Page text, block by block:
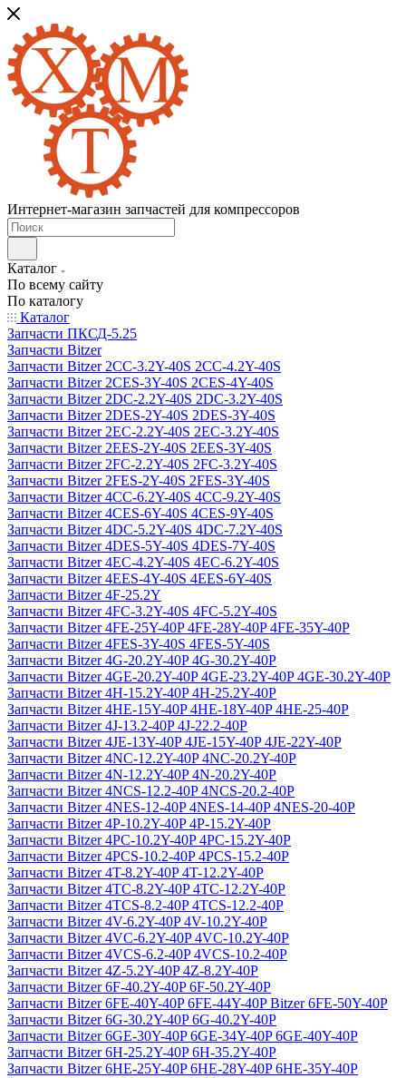
Интернет-магазин запчастей для компрессоров
Каталог
По всему сайту
По каталогу
Каталог
Запчасти ПКСД-5.25
Запчасти Bitzer
Запчасти Bitzer 2CC-3.2Y-40S 2CC-4.2Y-40S
Запчасти Bitzer 2CES-3Y-40S 2CES-4Y-40S
Запчасти Bitzer 2DC-2.2Y-40S 2DC-3.2Y-40S
Запчасти Bitzer 2DES-2Y-40S 2DES-3Y-40S
Запчасти Bitzer 2EC-2.2Y-40S 2EC-3.2Y-40S
Запчасти Bitzer 2EES-2Y-40S 2EES-3Y-40S
Запчасти Bitzer 2FC-2.2Y-40S 2FC-3.2Y-40S
Запчасти Bitzer 2FES-2Y-40S 2FES-3Y-40S
Запчасти Bitzer 4CC-6.2Y-40S 4CC-9.2Y-40S
Запчасти Bitzer 4CES-6Y-40S 4CES-9Y-40S
Запчасти Bitzer 4DC-5.2Y-40S 4DC-7.2Y-40S
Запчасти Bitzer 4DES-5Y-40S 4DES-7Y-40S
Запчасти Bitzer 4EC-4.2Y-40S 4EC-6.2Y-40S
Запчасти Bitzer 4EES-4Y-40S 4EES-6Y-40S
Запчасти Bitzer 4F-25.2Y
Запчасти Bitzer 4FC-3.2Y-40S 4FC-5.2Y-40S
Запчасти Bitzer 4FE-25Y-40P 4FE-28Y-40P 4FE-35Y-40P
Запчасти Bitzer 4FES-3Y-40S 4FES-5Y-40S
Запчасти Bitzer 4G-20.2Y-40P 4G-30.2Y-40P
Запчасти Bitzer 4GE-20.2Y-40P 4GE-23.2Y-40P 4GE-30.2Y-40P
Запчасти Bitzer 4H-15.2Y-40P 4H-25.2Y-40P
Запчасти Bitzer 4HE-15Y-40P 4HE-18Y-40P 4HE-25-40P
Запчасти Bitzer 4J‐13.2-40P 4J‐22.2-40P
Запчасти Bitzer 4JE-13Y-40P 4JE-15Y-40P 4JE-22Y-40P
Запчасти Bitzer 4NC-12.2Y-40P 4NC-20.2Y-40P
Запчасти Bitzer 4N-12.2Y-40P 4N-20.2Y-40P
Запчасти Bitzer 4NCS-12.2-40P 4NCS-20.2-40P
Запчасти Bitzer 4NES-12-40P 4NES-14-40P 4NES-20-40P
Запчасти Bitzer 4P-10.2Y-40P 4P-15.2Y-40P
Запчасти Bitzer 4PC-10.2Y-40P 4PC-15.2Y-40P
Запчасти Bitzer 4PCS-10.2-40P 4PCS-15.2-40P
Запчасти Bitzer 4T-8.2Y-40P 4T-12.2Y-40P
Запчасти Bitzer 4TC-8.2Y-40P 4TC-12.2Y-40P
Запчасти Bitzer 4TCS-8.2-40P 4TCS-12.2-40P
Запчасти Bitzer 4V-6.2Y-40P 4V-10.2Y-40P
Запчасти Bitzer 4VC-6.2Y-40P 4VC-10.2Y-40P
Запчасти Bitzer 4VCS-6.2-40P 4VCS-10.2-40P
Запчасти Bitzer 4Z-5.2Y-40P 4Z-8.2Y-40P
Запчасти Bitzer 6F-40.2Y-40P 6F-50.2Y-40P
Запчасти Bitzer 6FE-40Y-40P 6FE-44Y-40P Bitzer 6FE-50Y-40P
Запчасти Bitzer 6G-30.2Y-40P 6G-40.2Y-40P
Запчасти Bitzer 6GE-30Y-40P 6GE-34Y-40P 6GE-40Y-40P
Запчасти Bitzer 6H-25.2Y-40P 6H-35.2Y-40P
Запчасти Bitzer 6HE-25Y-40P 6HE-28Y-40P 6HE-35Y-40P